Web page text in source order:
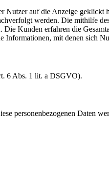
Nutzer auf die Anzeige geklickt
werden. Die mithilfe
Kunden erfahren die
mit denen sich
6 Abs. 1 lit. a DSGVO).
personenbezogenen Daten